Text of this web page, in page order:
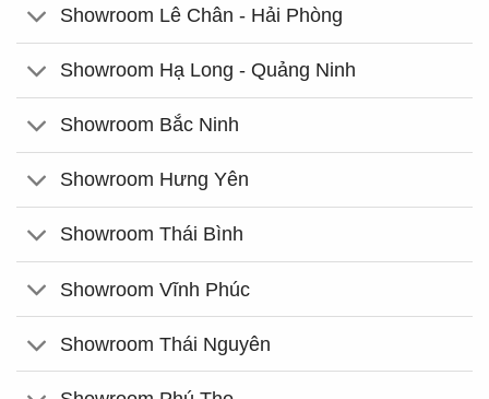
Showroom Lê Chân - Hải Phòng
Showroom Hạ Long - Quảng Ninh
Showroom Bắc Ninh
Showroom Hưng Yên
Showroom Thái Bình
Showroom Vĩnh Phúc
Showroom Thái Nguyên